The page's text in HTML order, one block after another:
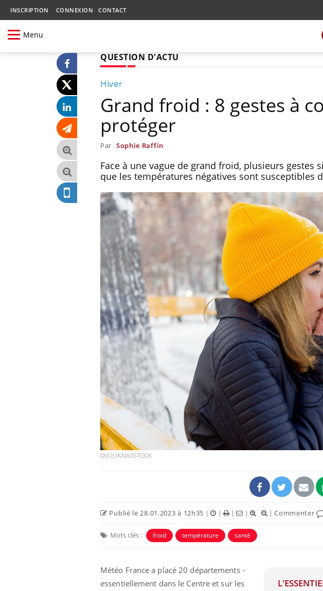
INSCRIPTION CONNEXION CONTACT
Menu
QUESTION D'ACTU
Hiver
Grand froid : 8 gestes à
protéger
Par Sophie Raffin
Face à une vague de grand froid, plusieurs gestes
que les températures négatives sont susceptibles
DVULIKAIA/ISTOCK
Publié le 28.01.2023 à 12h35 | | | | |Commenter
Mots clés : froid température santé
Météo France a placé 20 départements -
essentiellement dans le Centre et sur les